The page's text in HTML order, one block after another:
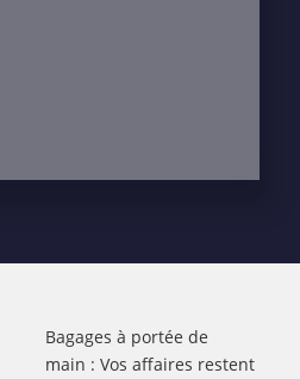
Bagages à portée de
main : Vos affaires restent